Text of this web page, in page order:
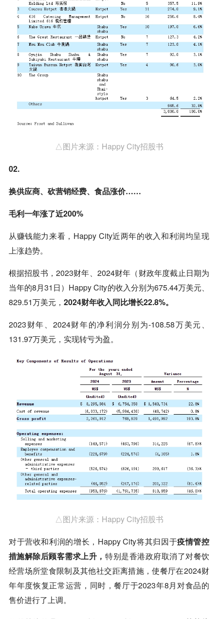
△图片来源：Happy City招股书
02.
换供应商、砍营销经费、食品涨价……
毛利一年涨了近200%
从赚钱能力来看，Happy City近两年的收入和利润均呈现
上涨趋势。
根据招股书，2023财年、2024财年（财政年度截止日期为
当年的8月31日）Happy City的收入分别为675.44万美元、
829.51万美元， 2024财年收入同比增长22.8%。
2023财年、2024财年的净利润分别为-108.58万美元、
131.97万美元，实现转亏为盈。
△图片来源：Happy City招股书
对于营收和利润的增长，Happy City将其归因于疫情管控
措施解除后顾客需求上升， 特别是香港政府取消了对餐饮
经营场所堂食限制及其他社交距离措施，使餐厅在2024财
年年度恢复正常运营，同时，餐厅于2023年8月对食品的
售价进行了上调。